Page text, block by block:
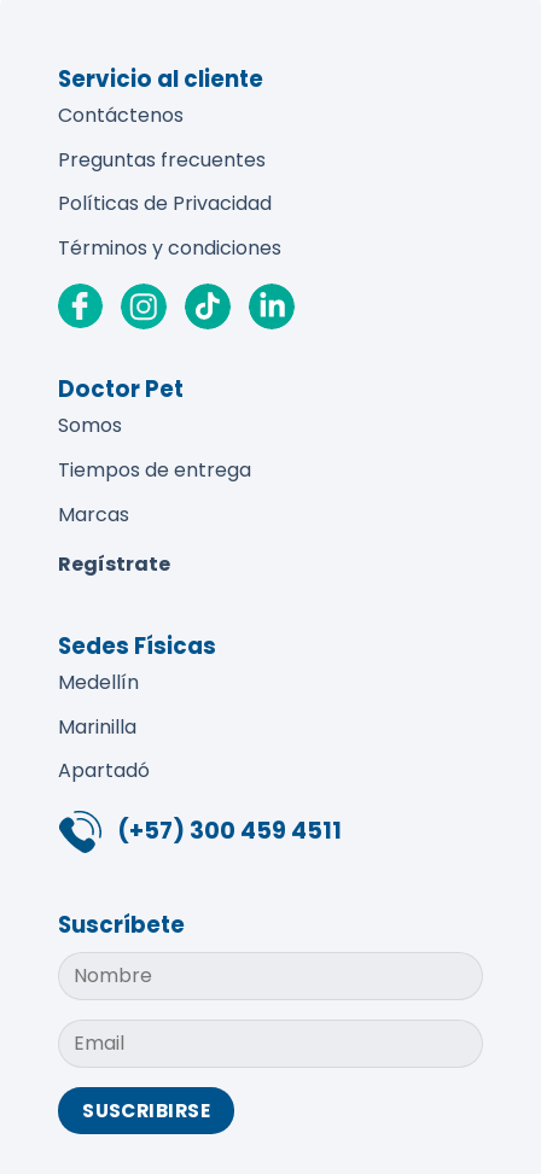
Servicio al cliente
Contáctenos
Preguntas frecuentes
Políticas de Privacidad
Términos y condiciones
Doctor Pet
Somos
Tiempos de entrega
Marcas
Regístrate
Sedes Físicas
Medellín
Marinilla
Apartadó
(+57) 300 459 4511
Suscríbete